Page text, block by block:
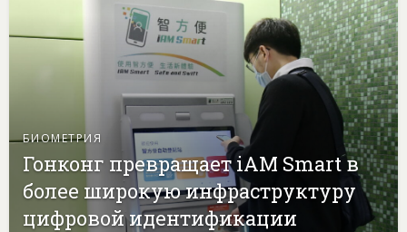
БИОМЕТРИЯ
Гонконг превращает iAM Smart в
более широкую инфраструктуру
цифровой идентификации